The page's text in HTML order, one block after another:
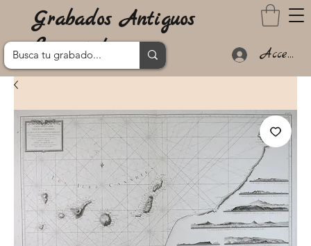
Grabados Antiguos
Lanzarote
Acceder